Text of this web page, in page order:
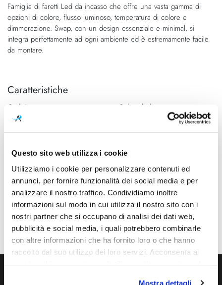
Questo sito web utilizza i cookie
Utilizziamo i cookie per personalizzare contenuti ed
annunci, per fornire funzionalità dei social media e per
analizzare il nostro traffico. Condividiamo inoltre
informazioni sul modo in cui utilizza il nostro sito con i
nostri partner che si occupano di analisi dei dati web,
pubblicità e social media, i quali potrebbero combinarle
con altre informazioni che ha fornito loro o che hanno
raccolto dal suo utilizzo dei loro servizi. Acconsenta ai
Mostra dettagli
galleria
di
immagini
di
immagini
Famiglia di faretti Led da incasso che offre una vasta gamma di
opzioni di colore, flusso luminoso, temperatura di colore e
dimmerazione. Swap, con un design essenziale e minimal, si
integra perfettamente ad ogni ambiente ed è estremamente facile
da montare.
Caratteristiche
Cod.Art.
A2123220R
Colore led
Ø 105mm - H 96mm (Spazio
minimo incasso 106mm)
Led integrato
Potenza e attacco
7W - 2700K - 910Lm - CRI90
Dimmerazione
Phase cut
Classe energetica
A++, A+, A
Mpn
A2123220R